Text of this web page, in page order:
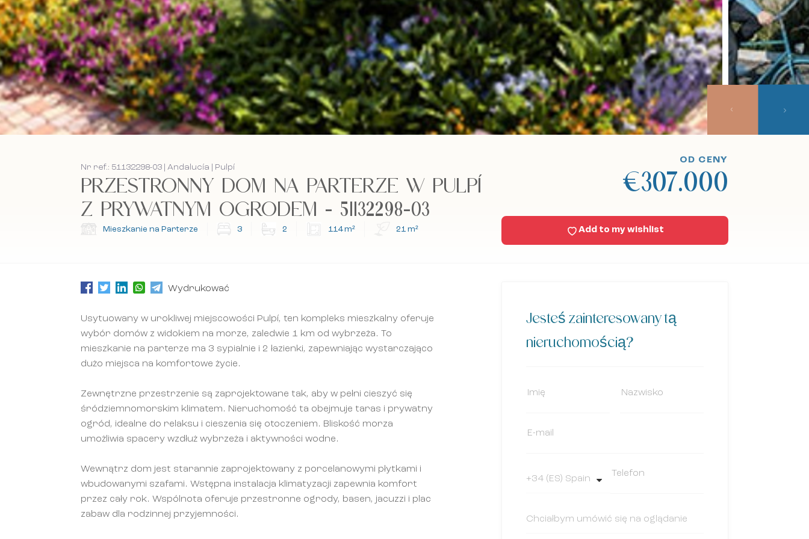
Nr ref.: 51132298-03 | Andalucía | Pulpí
PRZESTRONNY DOM NA PARTERZE W PULPÍ
Z PRYWATNYM OGRODEM - 51132298-03
Mieszkanie na Parterze 3 2 114 m² 21 m²
OD CENY
€307.000
Add to my wishlist
Wydrukować
Usytuowany w urokliwej miejscowości Pulpí, ten kompleks mieszkalny oferuje
wybór domów z widokiem na morze, zaledwie 1 km od wybrzeża. To
mieszkanie na parterze ma 3 sypialnie i 2 łazienki, zapewniając wystarczająco
dużo miejsca na komfortowe życie.
Zewnętrzne przestrzenie są zaprojektowane tak, aby w pełni cieszyć się
śródziemnomorskim klimatem. Nieruchomość ta obejmuje taras i prywatny
ogród, idealne do relaksu i cieszenia się otoczeniem. Bliskość morza
umożliwia spacery wzdłuż wybrzeża i aktywności wodne.
Wewnątrz dom jest starannie zaprojektowany z porcelanowymi płytkami i
wbudowanymi szafami. Wstępna instalacja klimatyzacji zapewnia komfort
przez cały rok. Wspólnota oferuje przestronne ogrody, basen, jacuzzi i plac
zabaw dla rodzinnej przyjemności.
Jesteś zainteresowany tą
nieruchomością?